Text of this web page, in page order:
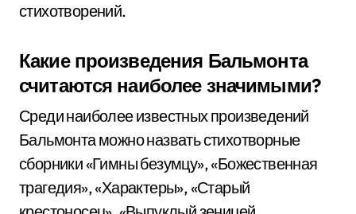
стихотворений.
Какие произведения Бальмонта
считаются наиболее значимыми?
Среди наиболее известных произведений
Бальмонта можно назвать стихотворные
сборники «Гимны безумцу», «Божественная
трагедия», «Характеры», «Старый